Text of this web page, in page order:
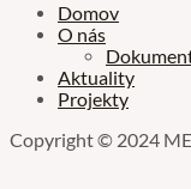
Menu Domov
O nás
Aktuality
Projekty
Copyright © 2024